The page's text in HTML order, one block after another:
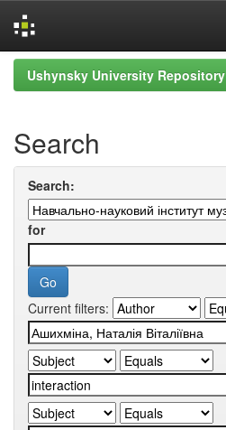
Skip
navigation
Ushynsky University Repository
Search
Search:
for
Current filters: